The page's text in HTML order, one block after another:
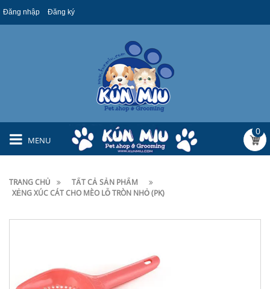
Đăng nhập Đăng ký
MENU
0
TRANG CHỦ
TẤT CẢ SẢN PHẨM
XẺNG XÚC CÁT CHO MÈO LỖ TRÒN NHỎ (PK)